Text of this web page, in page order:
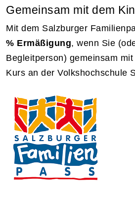
Gemeinsam mit dem
Mit dem Salzburger
% Ermäßigung, wenn Sie
Begleitperson) gemeinsam
Kurs an der Volkshochschule